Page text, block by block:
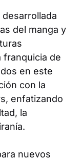
del manga y
franquicia de
en este
con la
enfatizando
la
nuevos